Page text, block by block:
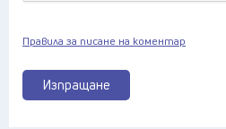
Изпращане
Правила за писане на коментар